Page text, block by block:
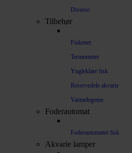
Diverse
Tilbehør
Fiskenet
Termometer
Yngleklare fisk
Reservedele akvarie
Varmelegeme
Foderautomat
Foderautomater fisk
Akvarie lamper